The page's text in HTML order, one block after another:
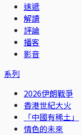
速遞
解讀
評論
播客
影音
系列
2026伊朗戰爭
香港世紀大火
「中國有稀土」
情色的未來